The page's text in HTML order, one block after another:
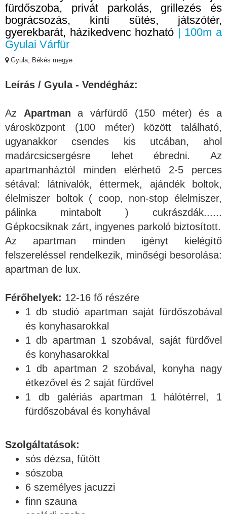
fürdőszoba, privát parkolás, grillezés és
bográcsozás, kinti sütés, játszótér,
gyerekbarát, házikedvenc hozható | 100m a
Gyulai Várfür
Gyula, Békés megye
Leírás / Gyula - Vendégház:
Az Apartman
a várfürdő (150 méter) és a
városközpont (100 méter) között található,
ugyanakkor csendes kis utcában, ahol
madárcsicsergésre lehet ébredni. Az
apartmanháztól minden elérhető 2-5 perces
sétával: látnivalók, éttermek, ajándék boltok,
élelmiszer boltok ( coop, non-stop élelmiszer,
pálinka mintabolt ) cukrászdák......
Gépkocsiknak zárt, ingyenes parkoló biztosított.
Az apartman minden igényt kielégítő
felszereléssel rendelkezik, minőségi besorolása:
apartman de lux.
Férőhelyek: 12-16 fő részére
1 db studió apartman saját fürdőszobával
és konyhasarokkal
1 db apartman 1 szobával, saját fürdővel
és konyhasarokkal
1 db apartman 2 szobával, konyha nagy
étkezővel és 2 saját fürdővel
1 db galériás apartman 1 hálótérrel, 1
fürdőszobával és konyhával
Szolgáltatások:
sós dézsa, fűtött
sószoba
6 személyes jacuzzi
finn szauna